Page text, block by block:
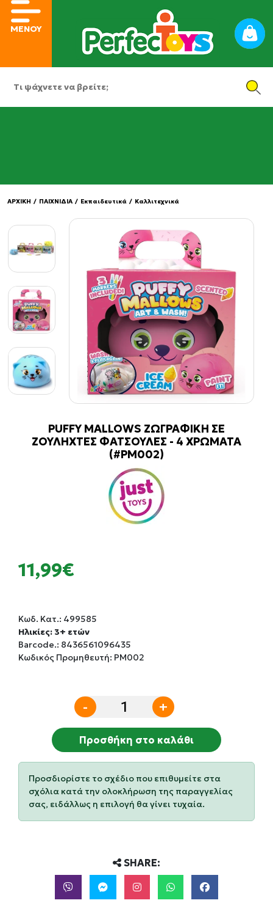
ΜΕΝΟΥ
ΑΡΧΙΚΗ / ΠΑΙΧΝΙΔΙΑ / Εκπαιδευτικά / Καλλιτεχνικά
PUFFY MALLOWS ΖΩΓΡΑΦΙΚΗ ΣΕ
ΖΟΥΛΗΧΤΕΣ ΦΑΤΣΟΥΛΕΣ - 4 ΧΡΩΜΑΤΑ
(#PM002)
11,99€
Κωδ. Κατ.: 499585
Ηλικίες: 3+ ετών
Barcode.: 8436561096435
Κωδικός Προμηθευτή: PM002
- +
Προσθήκη στο καλάθι
Προσδιορίστε το σχέδιο που επιθυμείτε στα
σχόλια κατά την ολοκλήρωση της παραγγελίας
σας, ειδάλλως η επιλογή θα γίνει τυχαία.
SHARE: